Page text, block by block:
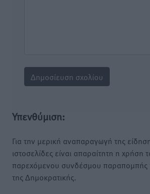
Υπενθύμιση:
Για την μερική αναπαραγωγή της
ιστοσελίδες είναι απαραίτητη η χρήση
παρεχόμενου συνδέσμου παραπομπής
της Δημοκρατικής.